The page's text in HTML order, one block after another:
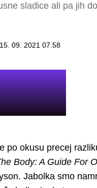
sladice ali pa jih
15. 09. 2021 07.58
po okusu precej
Body: A Guide For
Jabolka smo